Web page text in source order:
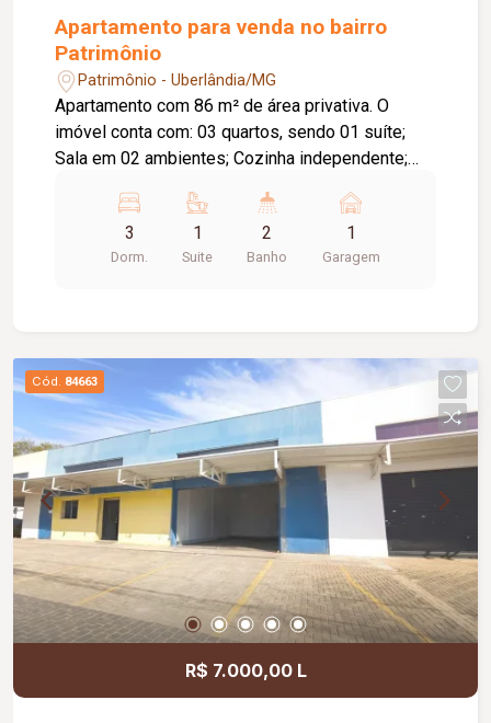
funcionalidade em um dos endereços mais
valorizados de Uberlândia.
Apartamento para venda no bairro
Patrimônio
Patrimônio - Uberlândia/MG
Apartamento com 86 m² de área privativa. O
imóvel conta com: 03 quartos, sendo 01 suíte;
Sala em 02 ambientes; Cozinha independente;
com armários planejados; Ambientes amplos,
bem distribuídos e funcionais, proporcionando
conforto e praticidade para toda a família.
3
Dorm.
1
Suite
2
Banho
1
Garagem
Cód. 84663
R$ 7.000,00 L